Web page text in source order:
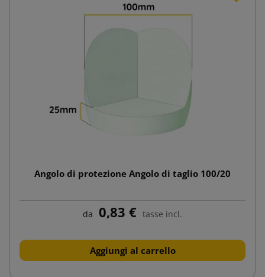
Angolo di protezione Angolo di taglio 100/20
da 0,83 € tasse incl.
Aggiungi al carrello